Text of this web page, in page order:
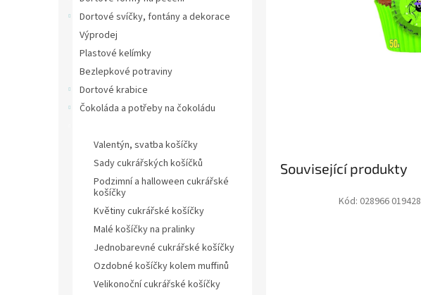
Dortové svíčky, fontány a dekorace
Výprodej
Plastové kelímky
Bezlepkové potraviny
Dortové krabice
Čokoláda a potřeby na čokoládu
Valentýn, svatba košíčky
Sady cukrářských košíčků
Podzimní a halloween cukrářské
košíčky
Květiny cukrářské košíčky
Malé košíčky na pralinky
Jednobarevné cukrářské košíčky
Ozdobné košíčky kolem muffinů
Velikonoční cukrářské košíčky
Související produkty
Kód: 028966 019428